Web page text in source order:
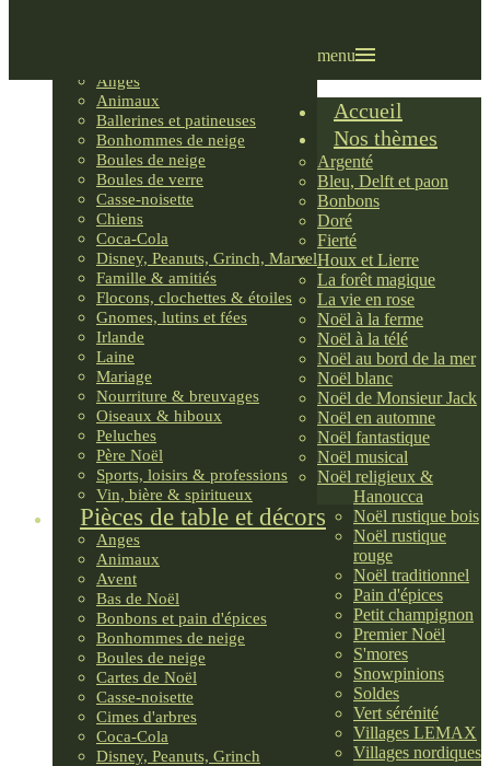
Anges
Animaux
Ballerines et patineuses
Bonhommes de neige
Boules de neige
Boules de verre
Casse-noisette
Chiens
Coca-Cola
Disney, Peanuts, Grinch, Marvel
Famille & amitiés
Flocons, clochettes & étoiles
Gnomes, lutins et fées
Irlande
Laine
Mariage
Nourriture & breuvages
Oiseaux & hiboux
Peluches
Père Noël
Sports, loisirs & professions
Vin, bière & spiritueux
Pièces de table et décors
Anges
Animaux
Avent
Bas de Noël
Bonbons et pain d'épices
Bonhommes de neige
Boules de neige
Cartes de Noël
Casse-noisette
Cimes d'arbres
Coca-Cola
Disney, Peanuts, Grinch
menu
Accueil
Nos thèmes
Argenté
Bleu, Delft et paon
Bonbons
Doré
Fierté
Houx et Lierre
La forêt magique
La vie en rose
Noël à la ferme
Noël à la télé
Noël au bord de la mer
Noël blanc
Noël de Monsieur Jack
Noël en automne
Noël fantastique
Noël musical
Noël religieux &
Hanoucca
Noël rustique bois
Noël rustique
rouge
Noël traditionnel
Pain d'épices
Petit champignon
Premier Noël
S'mores
Snowpinions
Soldes
Vert sérénité
Villages LEMAX
Villages nordiques